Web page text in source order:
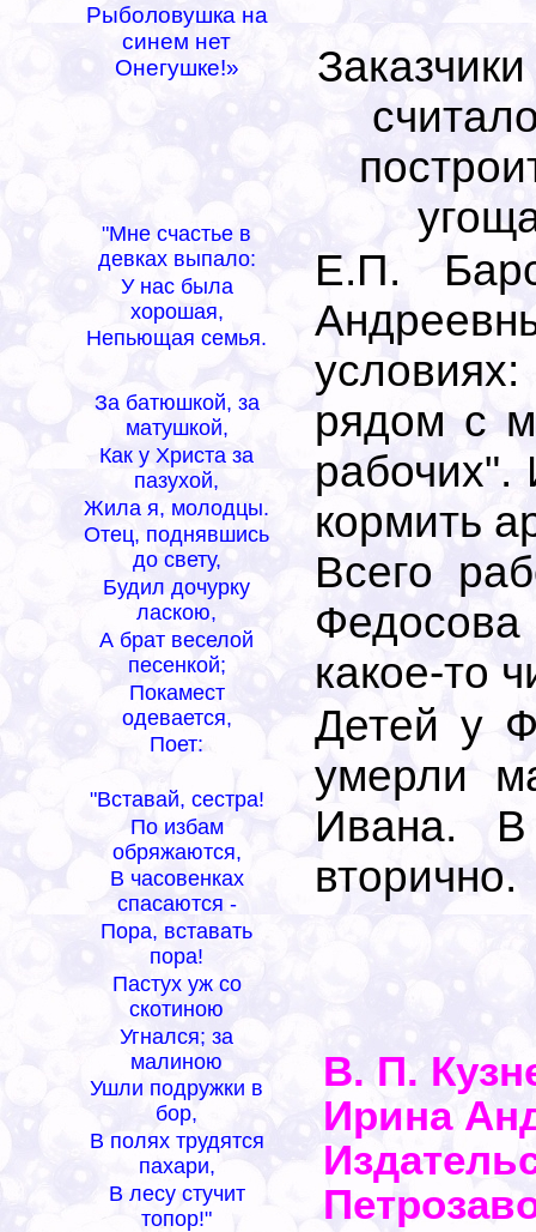
Рыболовушка на
синем нет
Онегушке!»
"Мне счастье в
девках выпало:
У нас была
хорошая,
Непьющая семья.
За батюшкой, за
матушкой,
Как у Христа за
пазухой,
Жила я, молодцы.
Отец, поднявшись
до свету,
Будил дочурку
ласкою,
А брат веселой
песенкой;
Покамест
одевается,
Поет:
"Вставай, сестра!
По избам
обряжаются,
В часовенках
спасаются -
Пора, вставать
пора!
Пастух уж со
скотиною
Угнался; за
малиною
Ушли подружки в
бор,
В полях трудятся
пахари,
В лесу стучит
топор!"
Е.П.
рядом с
кормить
Всего
Федосова
какое-то
Детей у
умерли
Ивана. В
вторично.
В. П.
Ирина